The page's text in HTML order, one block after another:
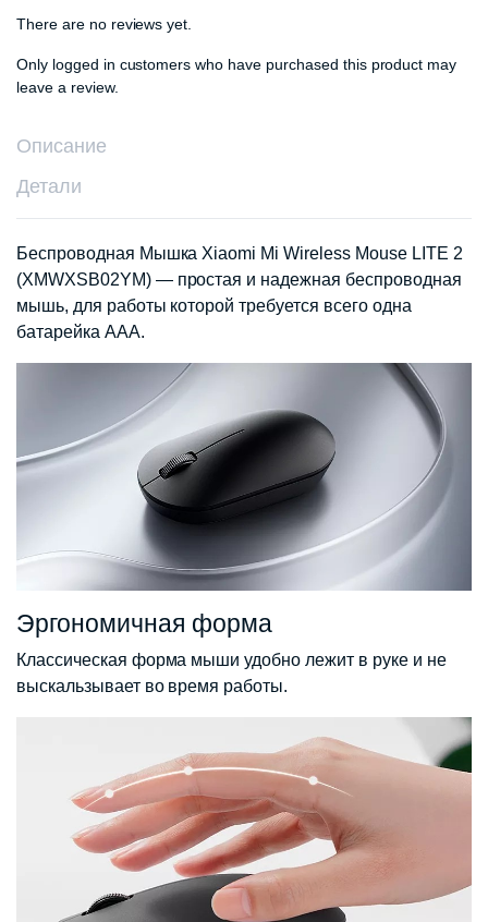
There are no reviews yet.
Only logged in customers who have purchased this product may
leave a review.
Описание
Детали
Беспроводная Мышка Xiaomi Mi Wireless Mouse LITE 2
(XMWXSB02YM) — простая и надежная беспроводная
мышь, для работы которой требуется всего одна
батарейка ААА.
Эргономичная форма
Классическая форма мыши удобно лежит в руке и не
выскальзывает во время работы.